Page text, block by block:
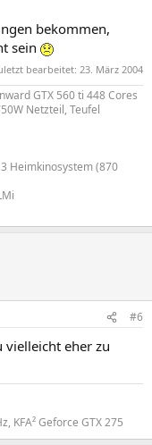
bekommen,
sein
bearbeitet: 23. März 2004
GTX 560 ti 448 Cores
Netzteil, Teufel
3 Heimkinosystem (870
#6
vielleicht eher zu
KFA² Geforce GTX 275